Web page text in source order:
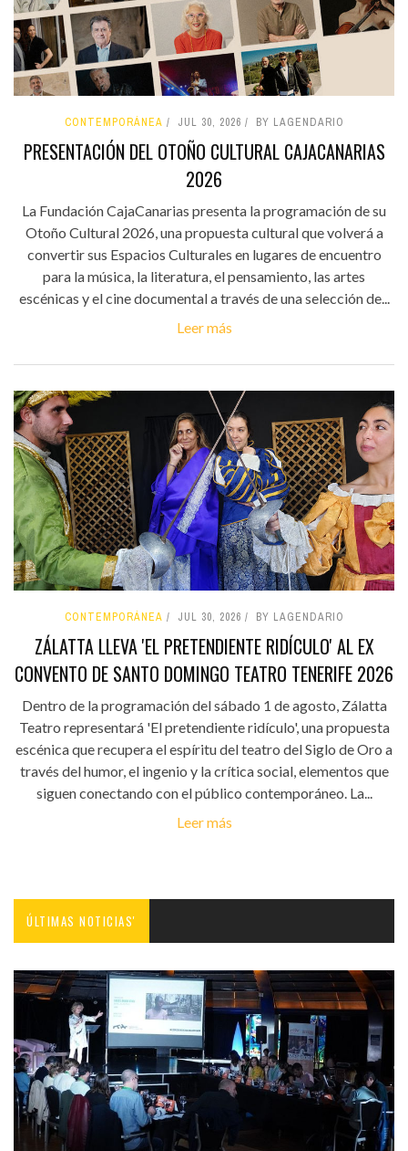
CONTEMPORÁNEA JUL 30, 2026 BY LAGENDARIO
PRESENTACIÓN DEL OTOÑO CULTURAL CAJACANARIAS
2026
La Fundación CajaCanarias presenta la programación de su
Otoño Cultural 2026, una propuesta cultural que volverá a
convertir sus Espacios Culturales en lugares de encuentro
para la música, la literatura, el pensamiento, las artes
escénicas y el cine documental a través de una selección de...
Leer más
CONTEMPORÁNEA JUL 30, 2026 BY LAGENDARIO
ZÁLATTA LLEVA 'EL PRETENDIENTE RIDÍCULO' AL EX
CONVENTO DE SANTO DOMINGO TEATRO TENERIFE 2026
Dentro de la programación del sábado 1 de agosto, Zálatta
Teatro representará 'El pretendiente ridículo', una propuesta
escénica que recupera el espíritu del teatro del Siglo de Oro a
través del humor, el ingenio y la crítica social, elementos que
siguen conectando con el público contemporáneo. La...
Leer más
ÚLTIMAS NOTICIAS'